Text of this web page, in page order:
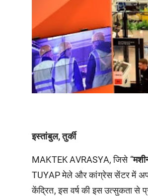
इस्तांबुल, तुर्की
MAKTEK AVRASYA, जिसे “
TUYAP मेले और कांग्रेस सेंटर में
केंद्रित, इस वर्ष की इस उत्सुकता से